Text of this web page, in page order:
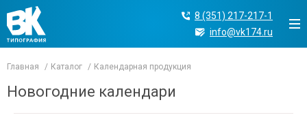
8 (351) 217-217-1
info@vk174.ru
Главная Каталог Календарная продукция
Новогодние календари